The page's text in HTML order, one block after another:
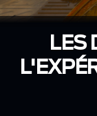
LES